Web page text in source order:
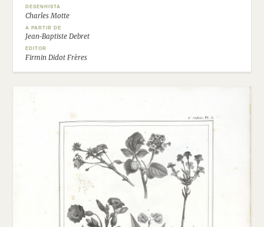
DESENHISTA
Charles Motte
A PARTIR DE
Jean-Baptiste Debret
EDITOR
Firmin Didot Frères